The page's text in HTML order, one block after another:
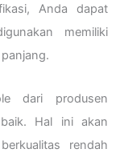
Anda dapat
memiliki
dari produsen
Hal ini akan
rendah